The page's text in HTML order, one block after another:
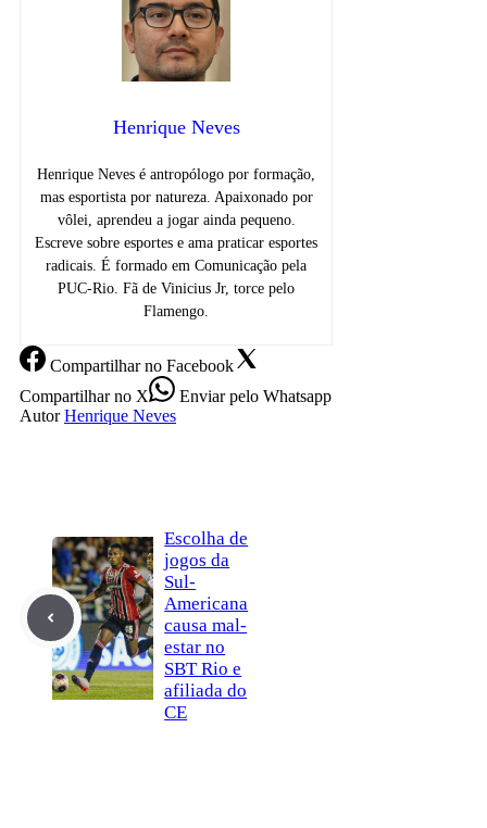
Henrique Neves
Henrique Neves é antropólogo por formação,
mas esportista por natureza. Apaixonado por
vôlei, aprendeu a jogar ainda pequeno.
Escreve sobre esportes e ama praticar esportes
radicais. É formado em Comunicação pela
PUC-Rio. Fã de Vinicius Jr, torce pelo
Flamengo.
Compartilharno Facebook
Compartilharno X Enviarpelo Whatsapp
Autor Henrique Neves
Escolha de
jogos da
Sul-
Americana
causa mal-
estar no
SBT Rio e
afiliada do
CE